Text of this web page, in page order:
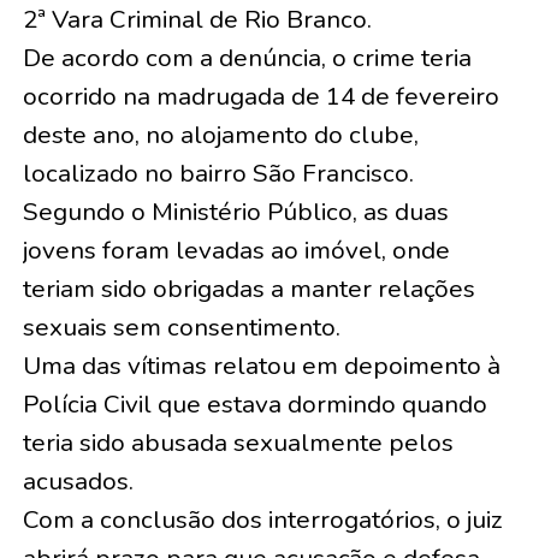
2ª Vara Criminal de Rio Branco.
De acordo com a denúncia, o crime teria
ocorrido na madrugada de 14 de fevereiro
deste ano, no alojamento do clube,
localizado no bairro São Francisco.
Segundo o Ministério Público, as duas
jovens foram levadas ao imóvel, onde
teriam sido obrigadas a manter relações
sexuais sem consentimento.
Uma das vítimas relatou em depoimento à
Polícia Civil que estava dormindo quando
teria sido abusada sexualmente pelos
acusados.
Com a conclusão dos interrogatórios, o juiz